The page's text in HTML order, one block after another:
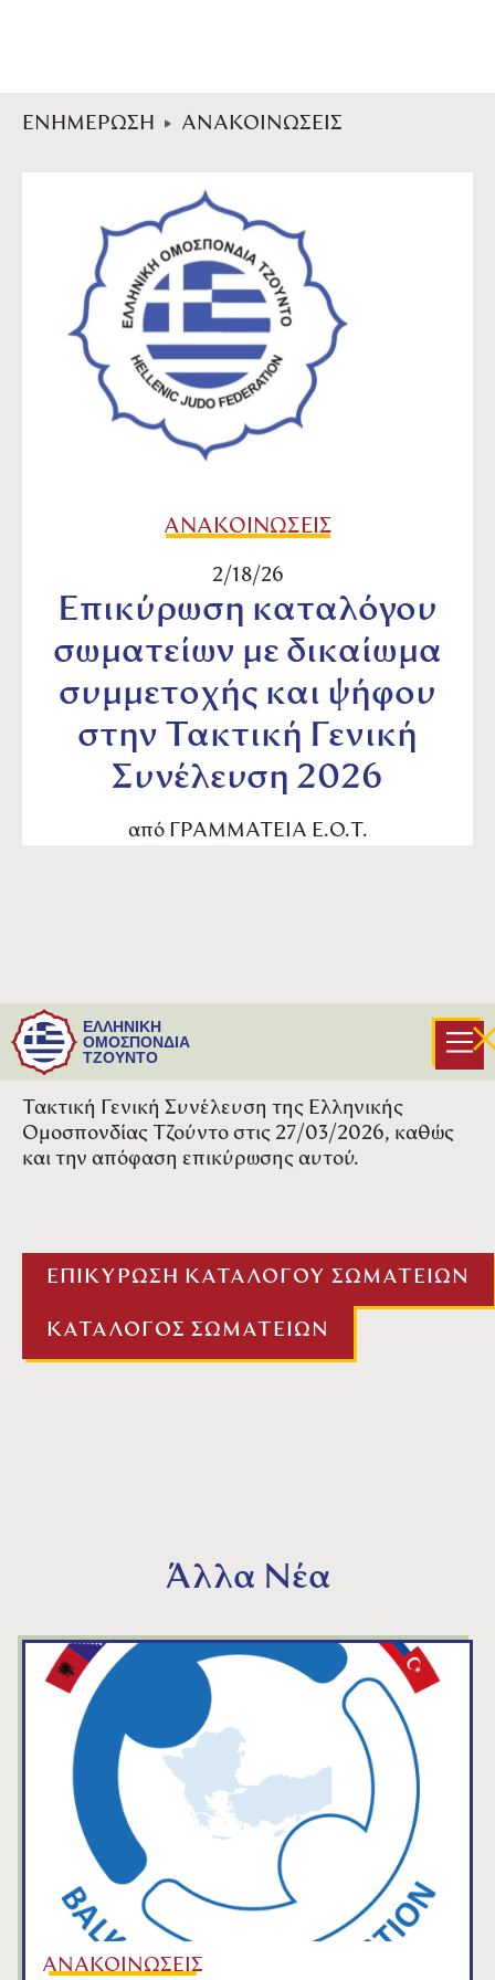
ΕΝΗΜΕΡΩΣΗ ΑΝΑΚΟΙΝΩΣΕΙΣ
ΑΝΑΚΟΙΝΩΣΕΙΣ
2/18/26
Επικύρωση καταλόγου
σωματείων με δικαίωμα
συμμετοχής και ψήφου
στην Τακτική Γενική
Συνέλευση 2026
από ΓΡΑΜΜΑΤΕΙΑ Ε.Ο.Τ.
ΕΛΛΗΝΙΚΗ
ΟΜΟΣΠΟΝΔΙΑ
ΤΖΟΥΝΤΟ
Βρείτε συνημμένο τον κατάλογο των εξήντα
πέντε ( 65 ) σωματείων που έχουν δικαίωμα
συμμετοχής και ψήφου στην
Τακτική Γενική Συνέλευση της Ελληνικής
Ομοσπονδίας Τζούντο στις 27/03/2026, καθώς
και την απόφαση επικύρωσης αυτού.
ΕΠΙΚΥΡΩΣΗ ΚΑΤΑΛΟΓΟΥ ΣΩΜΑΤΕΙΩΝ
ΚΑΤΑΛΟΓΟΣ ΣΩΜΑΤΕΙΩΝ
Άλλα Νέα
ΑΝΑΚΟΙΝΩΣΕΙΣ